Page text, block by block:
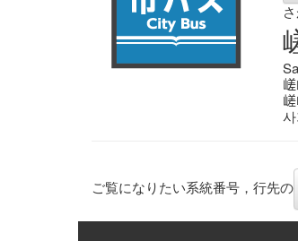
ご覧になりたい系統番号，行先の